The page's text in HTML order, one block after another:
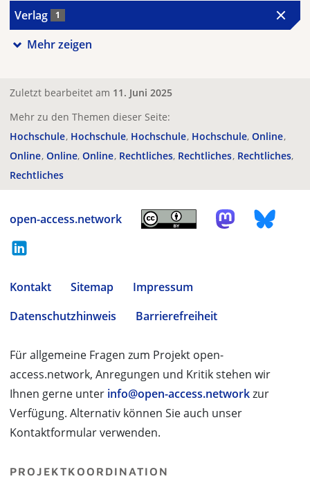
Verlag 1
Mehr zeigen
Zuletzt bearbeitet am 11. Juni 2025
Mehr zu den Themen dieser Seite:
Hochschule Hochschule Hochschule Hochschule Online
Online Online Online Rechtliches Rechtliches Rechtliches
Rechtliches
open-access.network
Kontakt Sitemap
Impressum
Datenschutzhinweis
Barrierefreiheit
Für allgemeine Fragen zum Projekt open-
access.network, Anregungen und Kritik stehen wir
Ihnen gerne unter info@open-access.networkzur
Verfügung. Alternativ können Sie auch unser
Kontaktformular verwenden.
PROJEKTKOORDINATION